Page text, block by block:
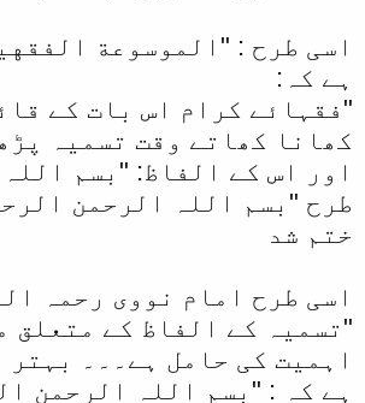
ہے کہ:
"فقہائے کرام اس بات کے
کھانا کھاتے وقت تسمیہ
اور اس کے الفاظ: "بسم
طرح "بسم اللہ الرحمن
ختم شد
اسی طرح امام نووی رحمہ
"تسمیہ کے الفاظ کے متعلق
اہمیت کی حامل ہے۔۔۔ بہتر
ہے کہ : "بسم اللہ الرحمن